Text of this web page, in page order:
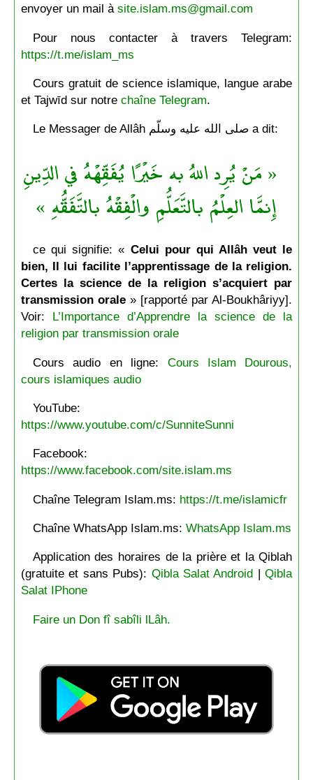
envoyer un mail à site.islam.ms@gmail.com
Pour nous contacter à travers Telegram:
https://t.me/islam_ms
Cours gratuit de science islamique, langue arabe
et Tajwīd sur notre chaîne Telegram.
Le Messager de Allâh صلى الله عليه وسلّم a dit:
« مَنْ يُرِد اللهُ به خَيْرًا يُفَقِّهْهُ في الدِّينِ
إِنمَّا العِلْمُ بالتَّعَلُّمِ والْفِقْهُ بالتَّفَقُّهِ »
ce qui signifie: « Celui pour qui Allâh veut le
bien, Il lui facilite l’apprentissage de la religion.
Certes la science de la religion s’acquiert par
transmission orale» [rapporté par Al-Boukhâriyy].
Voir: L’Importance d’Apprendre la science de la
religion par transmission orale
Cours audio en ligne: Cours Islam Dourous,
cours islamiques audio
YouTube:
https://www.youtube.com/c/SunniteSunni
Facebook:
https://www.facebook.com/site.islam.ms
Chaîne Telegram Islam.ms: https://t.me/islamicfr
Chaîne WhatsApp Islam.ms: WhatsApp Islam.ms
Application des horaires de la prière et la Qiblah
(gratuite et sans Pubs): Qibla Salat Android |Qibla
Salat IPhone
Faire un Don fî sabîli lLâh.